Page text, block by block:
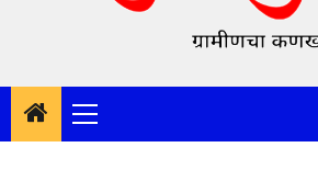
Primary
Menu